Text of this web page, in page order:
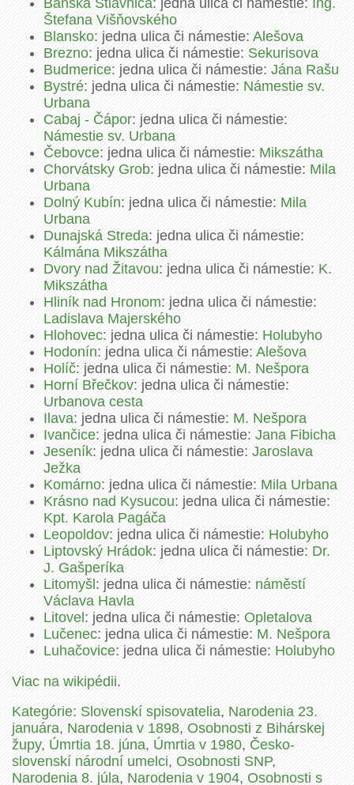
Štefana Višňovského
Blansko: jedna ulica či námestie:Alešova
Brezno: jedna ulica či námestie:Sekurisova
Budmerice: jedna ulica či námestie:Jána Rašu
Bystré: jedna ulica či námestie:Námestie sv.
Urbana
Cabaj - Čápor: jedna ulica či námestie:
Námestie sv. Urbana
Čebovce: jedna ulica či námestie:Mikszátha
Chorvátsky Grob: jedna ulica či námestie:Mila
Urbana
Dolný Kubín: jedna ulica či námestie:Mila
Urbana
Dunajská Streda: jedna ulica či námestie:
Kálmána Mikszátha
Dvory nad Žitavou: jedna ulica či námestie:K.
Mikszátha
Hliník nad Hronom: jedna ulica či námestie:
Ladislava Majerského
Hlohovec: jedna ulica či námestie:Holubyho
Hodonín: jedna ulica či námestie:Alešova
Holíč: jedna ulica či námestie:M. Nešpora
Horní Břečkov: jedna ulica či námestie:
Urbanova cesta
Ilava: jedna ulica či námestie:M. Nešpora
Ivančice: jedna ulica či námestie:Jana Fibicha
Jeseník: jedna ulica či námestie:Jaroslava
Ježka
Komárno: jedna ulica či námestie:Mila Urbana
Krásno nad Kysucou: jedna ulica či námestie:
Kpt. Karola Pagáča
Leopoldov: jedna ulica či námestie:Holubyho
Liptovský Hrádok: jedna ulica či námestie:Dr.
J. Gašperíka
Litomyšl: jedna ulica či námestie:náměstí
Václava Havla
Litovel: jedna ulica či námestie:Opletalova
Lučenec: jedna ulica či námestie:M. Nešpora
Luhačovice: jedna ulica či námestie:Holubyho
Viac na wikipédii.
Kategórie:Slovenskí spisovatelia,Narodenia 23.
januára,Narodenia v 1898,Osobnosti z Bihárskej
župy,Úmrtia 18. júna,Úmrtia v 1980,Česko-
slovenskí národní umelci,Osobnosti SNP,
Narodenia 8. júla,Narodenia v 1904,Osobnosti s